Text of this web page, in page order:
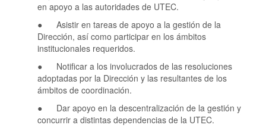
en apoyo a las autoridades de UTEC.
● Asistir en tareas de apoyo a la gestión de la
Dirección, así como participar en los ámbitos
institucionales requeridos.
● Notificar a los involucrados de las resoluciones
adoptadas por la Dirección y las resultantes de los
ámbitos de coordinación.
● Dar apoyo en la descentralización de la gestión y
concurrir a distintas dependencias de la UTEC.